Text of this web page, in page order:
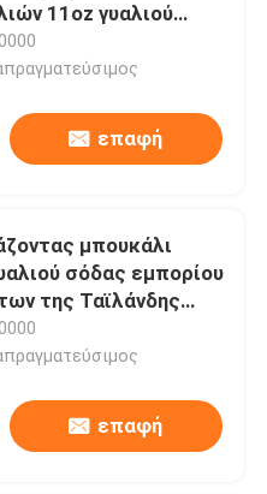
11oz γυαλιού
επαφή
μπουκάλι
σόδας εμπορίου
της Ταϊλάνδης
επαφή